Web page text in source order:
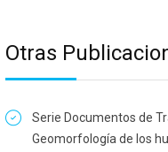
Otras
Serie Documentos de
Geomorfología de los